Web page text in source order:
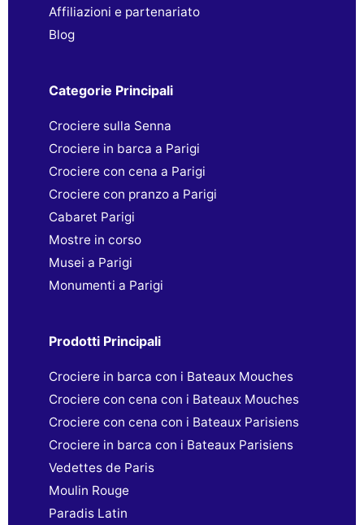
Affiliazioni e partenariato
Blog
Categorie Principali
Crociere sulla Senna
Crociere in barca a Parigi
Crociere con cena a Parigi
Crociere con pranzo a Parigi
Cabaret Parigi
Mostre in corso
Musei a Parigi
Monumenti a Parigi
Prodotti Principali
Crociere in barca con i Bateaux Mouches
Crociere con cena con i Bateaux Mouches
Crociere con cena con i Bateaux Parisiens
Crociere in barca con i Bateaux Parisiens
Vedettes de Paris
Moulin Rouge
Paradis Latin